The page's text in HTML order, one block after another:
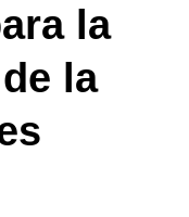
la
la